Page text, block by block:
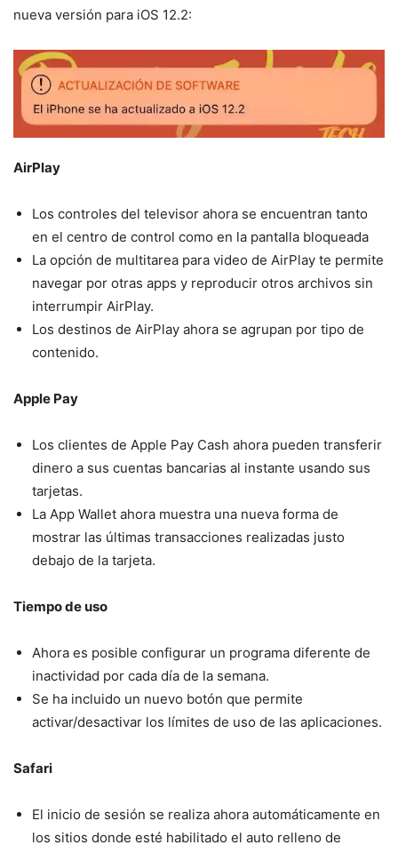
nueva versión para iOS 12.2:
AirPlay
Los controles del televisor ahora se encuentran tanto
en el centro de control como en la pantalla bloqueada
La opción de multitarea para video de AirPlay te permite
navegar por otras apps y reproducir otros archivos sin
interrumpir AirPlay.
Los destinos de AirPlay ahora se agrupan por tipo de
contenido.
Apple Pay
Los clientes de Apple Pay Cash ahora pueden transferir
dinero a sus cuentas bancarias al instante usando sus
tarjetas.
La App Wallet ahora muestra una nueva forma de
mostrar las últimas transacciones realizadas justo
debajo de la tarjeta.
Tiempo de uso
Ahora es posible configurar un programa diferente de
inactividad por cada día de la semana.
Se ha incluido un nuevo botón que permite
activar/desactivar los límites de uso de las aplicaciones.
Safari
El inicio de sesión se realiza ahora automáticamente en
los sitios donde esté habilitado el auto relleno de